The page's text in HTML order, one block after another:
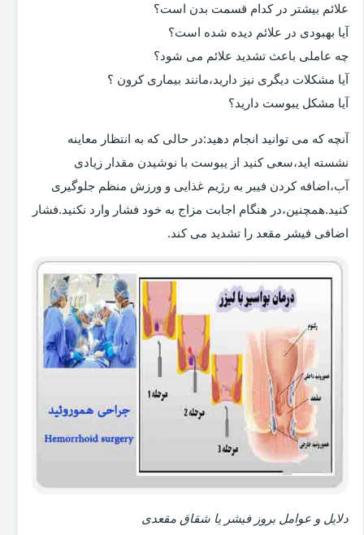
علائم بیشتر در کدام قسمت بدن است؟
آیا بهبودی در علائم دیده شده است؟
چه عاملی باعث تشدید علائم می شود؟
آیا مشکلات دیگری نیز دارید،مانند بیماری کرون ؟
آیا مشکل یبوست دارید؟
آنچه که می توانید انجام دهید:در حالی که به انتظار معاینه
نشسته اید،سعی کنید از یبوست با نوشیدن مقدار زیادی
آب،اضافه کردن فیبر به رژیم غذایی و ورزش منظم جلوگیری
کنید.همچنین،در هنگام اجابت مزاج به خود فشار وارد نکنید.فشار
اضافی فیشر مقعد را تشدید می کند.
دلایل و عوامل بروز فیشر یا شقاق مقعدی